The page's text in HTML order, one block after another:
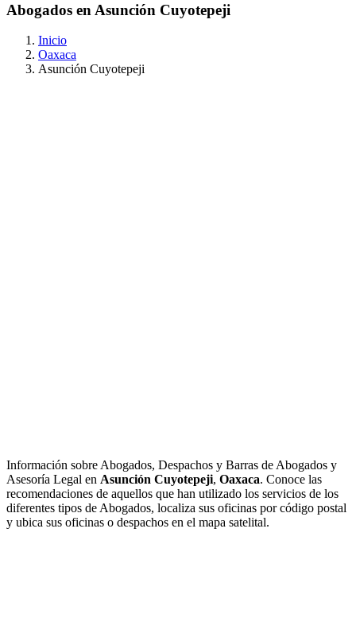
Abogados en Asunción Cuyotepeji
Inicio
Oaxaca
Asunción Cuyotepeji
Información sobre Abogados, Despachos y Barras de Abogados y
Asesoría Legal en Asunción Cuyotepeji, Oaxaca. Conoce las
recomendaciones de aquellos que han utilizado los servicios de los
diferentes tipos de Abogados, localiza sus oficinas por código postal
y ubica sus oficinas o despachos en el mapa satelital.